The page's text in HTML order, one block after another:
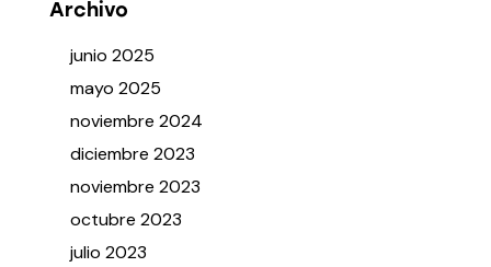
Archivo
junio2025
mayo2025
noviembre2024
diciembre2023
noviembre2023
octubre2023
julio2023